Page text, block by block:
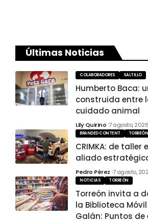
Últimas Noticias
COLABORADORES SALTILLO
Humberto Baca:
construida entre
cuidado animal
Lily Quirino 7 agosto, 2026
BRANDED CONTENT TORREÓN
CRIMKA: de
aliado
Pedro Pérez 7 agosto,
NOTICIAS TORREÓN
Torreón invita a
la Biblioteca
Galán: Puntos